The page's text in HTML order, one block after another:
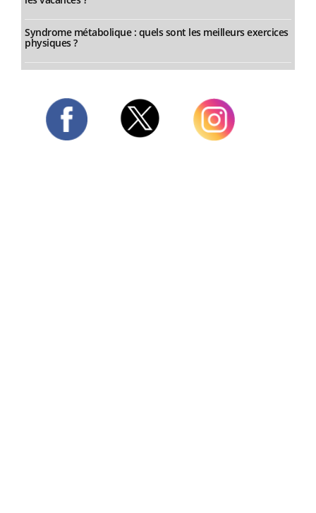
Syndrome métabolique : quels sont les meilleurs exercices
physiques ?